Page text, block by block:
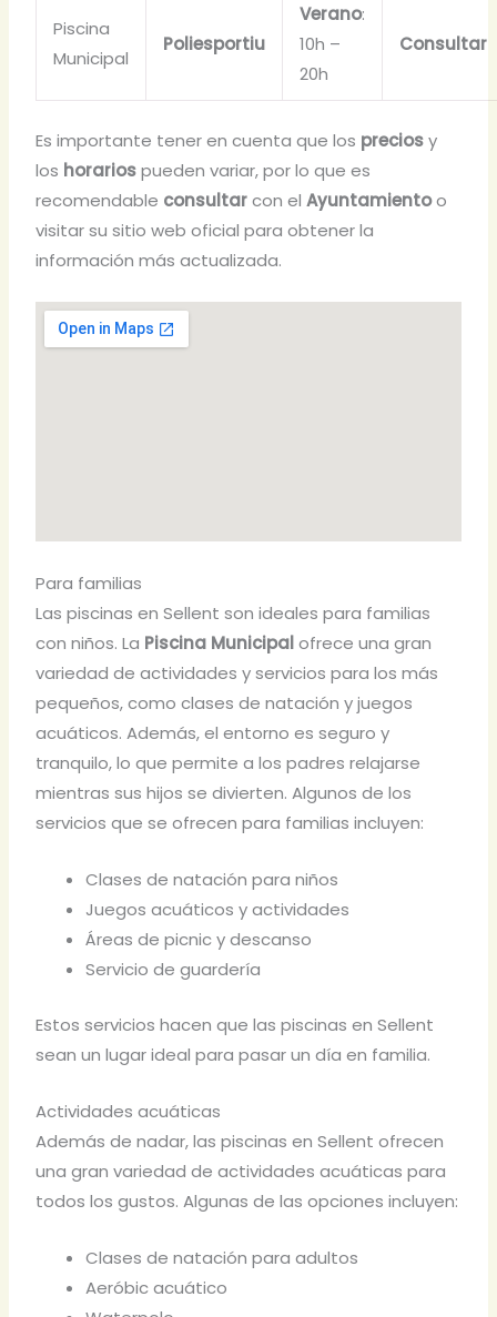
Piscina
Municipal
Poliesportiu
Verano:
10h –
20h
Consultar
Es importante tener en cuenta que los preciosy
los horariospueden variar, por lo que es
recomendable consultarcon elAyuntamientoo
visitar su sitio web oficial para obtener la
información más actualizada.
Para familias
Las piscinas en Sellent son ideales para familias
con niños. La Piscina Municipalofrece una gran
variedad de actividades y servicios para los más
pequeños, como clases de natación y juegos
acuáticos. Además, el entorno es seguro y
tranquilo, lo que permite a los padres relajarse
mientras sus hijos se divierten. Algunos de los
servicios que se ofrecen para familias incluyen:
Clases de natación para niños
Juegos acuáticos y actividades
Áreas de picnic y descanso
Servicio de guardería
Estos servicios hacen que las piscinas en Sellent
sean un lugar ideal para pasar un día en familia.
Actividades acuáticas
Además de nadar, las piscinas en Sellent ofrecen
una gran variedad de actividades acuáticas para
todos los gustos. Algunas de las opciones incluyen:
Clases de natación para adultos
Aeróbic acuático